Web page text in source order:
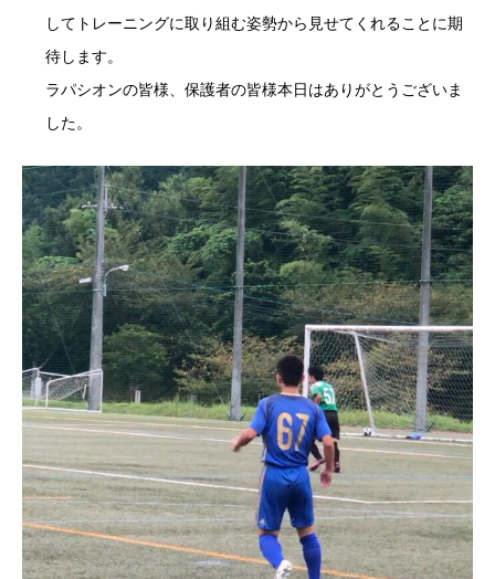
してトレーニングに取り組む姿勢から見せてくれることに期
待します。
ラパシオンの皆様、保護者の皆様本日はありがとうございま
した。